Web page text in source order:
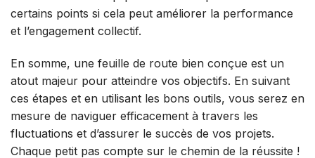
certains points si cela peut améliorer la performance
et l’engagement collectif.
En somme, une feuille de route bien conçue est un
atout majeur pour atteindre vos objectifs. En suivant
ces étapes et en utilisant les bons outils, vous serez en
mesure de naviguer efficacement à travers les
fluctuations et d’assurer le succès de vos projets.
Chaque petit pas compte sur le chemin de la réussite !